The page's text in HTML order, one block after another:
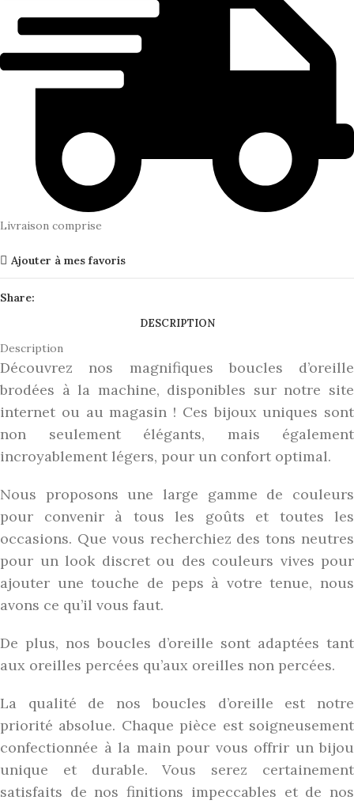
Livraison comprise
Ajouter à mes favoris
Share:
DESCRIPTION
Description
Découvrez nos magnifiques boucles d’oreille
brodées à la machine, disponibles sur notre site
internet ou au magasin ! Ces bijoux uniques sont
non seulement élégants, mais également
incroyablement légers, pour un confort optimal.
Nous proposons une large gamme de couleurs
pour convenir à tous les goûts et toutes les
occasions. Que vous recherchiez des tons neutres
pour un look discret ou des couleurs vives pour
ajouter une touche de peps à votre tenue, nous
avons ce qu’il vous faut.
De plus, nos boucles d’oreille sont adaptées tant
aux oreilles percées qu’aux oreilles non percées.
La qualité de nos boucles d’oreille est notre
priorité absolue. Chaque pièce est soigneusement
confectionnée à la main pour vous offrir un bijou
unique et durable. Vous serez certainement
satisfaits de nos finitions impeccables et de nos